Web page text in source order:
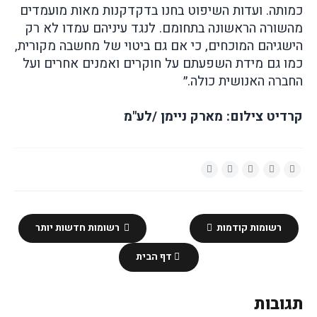
כמותה. ועדות השיפוט בחנו בדקדקנות מאות מועמדים
מהשורה הראשונה בתחומם. לנגד עיניהם עמדו לא רק
הישגיהם המוכחים, כי אם גם ביטוי של מחשבה מקורית,
כמו גם מידת השפעתם על חוקרים ואמנים אחרים ועל
החברה האנושית כולה.״
קרדיט צילום: מארק ניימן /לע"מ
רשומות חדשות יותר רשומות קודמות
דף הבית
תגובות